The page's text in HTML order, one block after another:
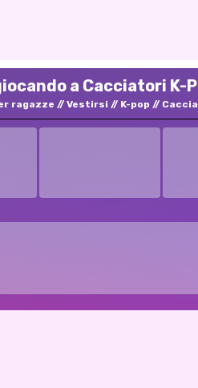
a Cacciatori K-
ragazze Vestirsi K-pop